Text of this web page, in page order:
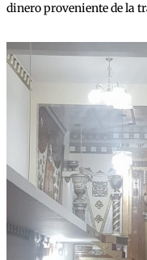
dinero proveniente de la